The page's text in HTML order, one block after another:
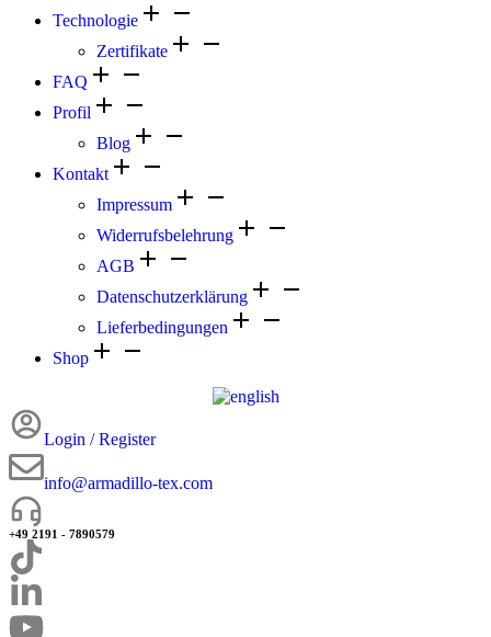
Technologie
Zertifikate
FAQ
Profil
Blog
Kontakt
Impressum
Widerrufsbelehrung
AGB
Datenschutzerklärung
Lieferbedingungen
Shop
Login / Register
info@armadillo-tex.com
+49 2191 - 7890579